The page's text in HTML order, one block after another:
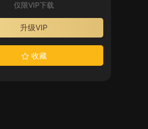
仅限VIP下载
升级VIP
收藏